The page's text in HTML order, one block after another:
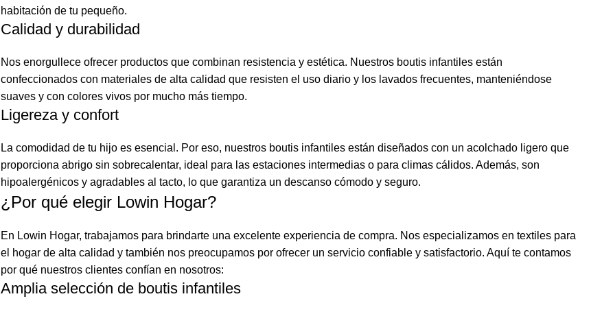
habitación de tu pequeño.
Calidad y durabilidad
Nos enorgullece ofrecer productos que combinan resistencia y estética. Nuestros boutis infantiles están
confeccionados con materiales de alta calidad que resisten el uso diario y los lavados frecuentes, manteniéndose
suaves y con colores vivos por mucho más tiempo.
Ligereza y confort
La comodidad de tu hijo es esencial. Por eso, nuestros boutis infantiles están diseñados con un acolchado ligero que
proporciona abrigo sin sobrecalentar, ideal para las estaciones intermedias o para climas cálidos. Además, son
hipoalergénicos y agradables al tacto, lo que garantiza un descanso cómodo y seguro.
¿Por qué elegir Lowin Hogar?
En Lowin Hogar, trabajamos para brindarte una excelente experiencia de compra. Nos especializamos en textiles para
el hogar de alta calidad y también nos preocupamos por ofrecer un servicio confiable y satisfactorio. Aquí te contamos
por qué nuestros clientes confían en nosotros:
Amplia selección de boutis infantiles